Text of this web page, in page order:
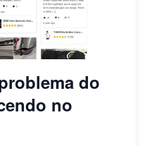
do
no